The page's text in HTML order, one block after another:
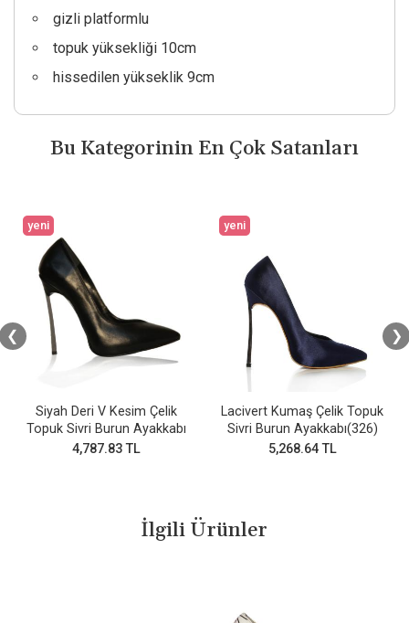
gizli platformlu
topuk yüksekliği 10cm
hissedilen yükseklik 9cm
Bu Kategorinin En Çok Satanları
yeni
Siyah Deri V Kesim Çelik
Topuk Sivri Burun Ayakkabı
4,787.83 TL
yeni
Lacivert Kumaş Çelik Topuk
Sivri Burun Ayakkabı(326)
5,268.64 TL
❮ ❯
İlgili Ürünler